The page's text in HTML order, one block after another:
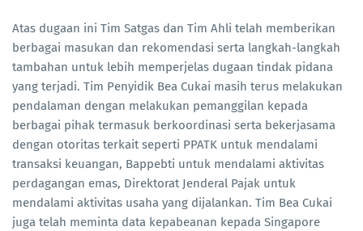
Atas dugaan ini Tim Satgas dan Tim Ahli telah memberikan
berbagai masukan dan rekomendasi serta langkah-langkah
tambahan untuk lebih memperjelas dugaan tindak pidana
yang terjadi. Tim Penyidik Bea Cukai masih terus melakukan
pendalaman dengan melakukan pemanggilan kepada
berbagai pihak termasuk berkoordinasi serta bekerjasama
dengan otoritas terkait seperti PPATK untuk mendalami
transaksi keuangan, Bappebti untuk mendalami aktivitas
perdagangan emas, Direktorat Jenderal Pajak untuk
mendalami aktivitas usaha yang dijalankan. Tim Bea Cukai
juga telah meminta data kepabeanan kepada Singapore